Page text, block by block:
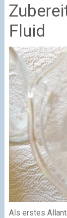
Fluid
Als erstes